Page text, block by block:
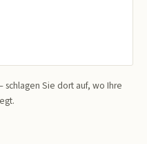
schlagen Sie dort auf, wo Ihre